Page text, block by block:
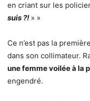
en criant sur les
suis ?! » »
Ce n’est pas la
dans son collimateur.
une femme voilée à la
engendré.